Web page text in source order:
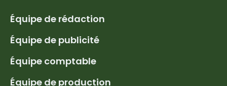
Équipe de rédaction
Équipe de publicité
Équipe comptable
Équipe de production